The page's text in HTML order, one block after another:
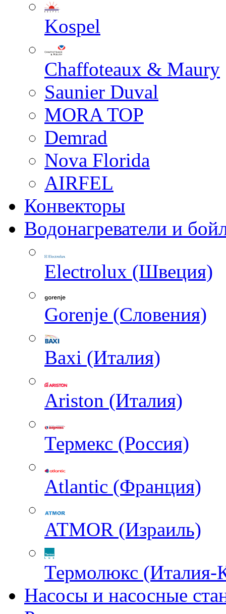
Kospel
Chaffoteaux & Maury
Saunier Duval
MORA TOP
Demrad
Nova Florida
AIRFEL
Конвекторы
Водонагреватели и
Electrolux (Швеция)
Gorenje (Словения)
Baxi (Италия)
Ariston (Италия)
Термекс (Россия)
Atlantic (Франция)
ATMOR (Израиль)
Термолюкс (Италия-
Насосы и насосные